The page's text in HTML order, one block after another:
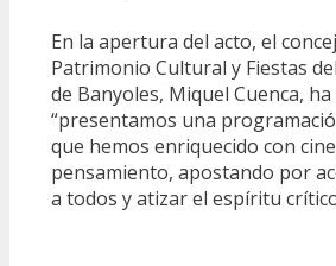
En la apertura del acto, el
Patrimonio Cultural y Fiestas
de Banyoles, Miquel Cuenca,
“presentamos una
que hemos enriquecido con
pensamiento, apostando por
a todos y atizar el espíritu